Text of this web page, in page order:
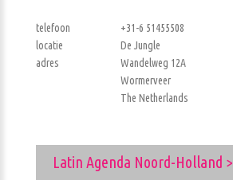
telefoon
+31-6 51455508
locatie
De Jungle
adres
Wandelweg 12A
Wormerveer
The Netherlands
Latin Agenda Noord-Holland >